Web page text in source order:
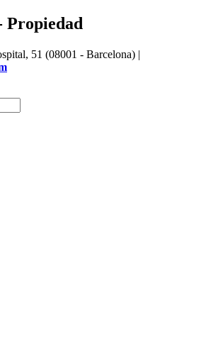
Propiedad
51 (08001 - Barcelona) |